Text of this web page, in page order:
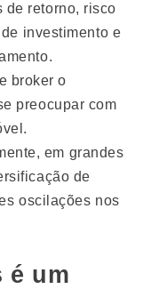
de retorno, risco
investimento e
broker o
preocupar com
em grandes
de
oscilações nos
é um